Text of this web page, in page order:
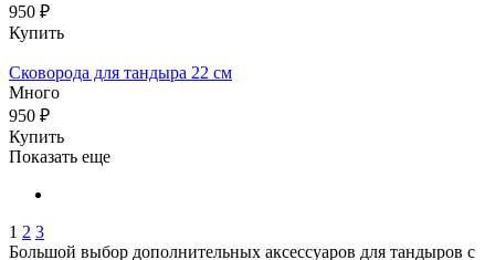
950 ₽
Купить
Сковорода для тандыра 22 см
Много
950 ₽
Купить
Показать еще
1 2 3
Большой выбор дополнительных аксессуаров для тандыров с